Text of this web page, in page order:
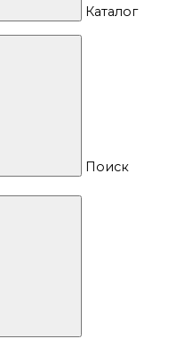
Каталог
Поиск